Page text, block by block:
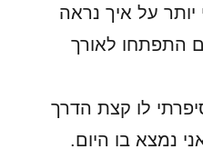
יותר על איך נראה
התפתחו לאורך
לו קצת הדרך
נמצא בו היום.